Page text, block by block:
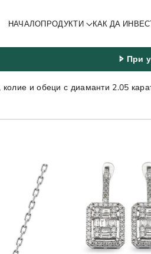
НАЧАЛОПРОДУКТИ КАК ДА
🢖 При
колие и обеци с диаманти 2.05